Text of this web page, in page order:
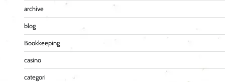
archive
blog
Bookkeeping
casino
categori